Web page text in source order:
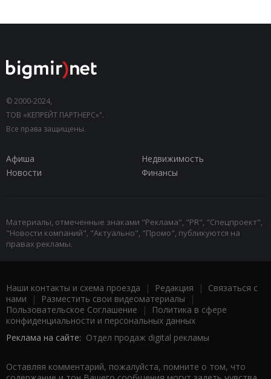
© 2000-2024,
ТОВ «КЕПРЕЙТ ПАРТНЕРС»".
Все права защищены.
Афиша
Недвижимость
Новости
Финансы
Материалы, отмеченные знаками "Реклама", "PR", "Спецпроект",
"Новости компаний", "Актуально", "Промо", публикуются на
правах рекламы.
Наши контакты и схема проезда | Редакция | Связаться с
нами | Разместить свои видеоматериалы |
Пользовательское Соглашение |
Политика в сфере
конфиденциальности и персональных данных
Реклама на сайте: Отдел продаж digital рекламы
Оставляя комментарий, пожалуйста, помните о том, что